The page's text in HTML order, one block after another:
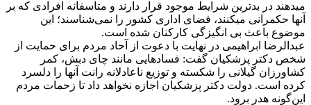
میدهند در بدترین شرایط موجود قرار دارند و متاسفانه افرادی که بر
آنها حکمرانی میکنند، فضای اداری کشور را نمی‌شناسند؛ این
موضوع باعث بی انگیزگی کارکنان شده است.
عبدالرضا ابراهیمی در نهایت با دعوت از آحاد مردم برای حمایت از
شخص دکتر پزشکیان گفت: فسادهایی مانند چای دبش، کمر
کشاورزان گیلانی را شکسته و توزیع ناعادلانه رانت‌ آنها را دلسرد
کرده است. دولت دکتر پزشکیان اجازه نخواهد داد تا زحمات مردم
این‌گونه هدر برود.